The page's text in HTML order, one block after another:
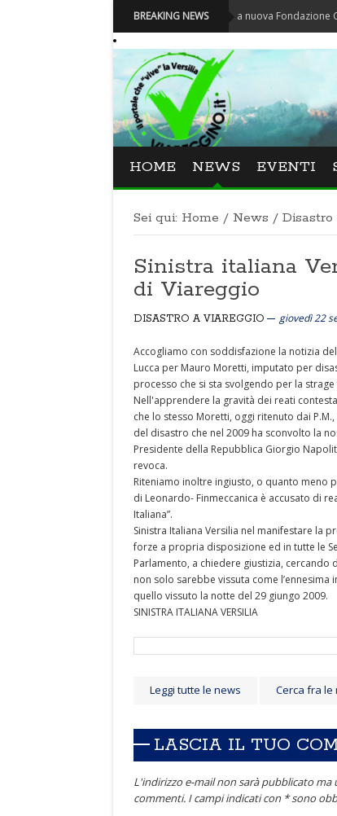
BREAKING NEWS
Carnevale - Nominata la nuova Fondazione
HOME NEWS EVENTI
Sei qui: Home / News /
Sinistra italiana
di Viareggio
DISASTRO A VIAREGGIO giovedì 22
Accogliamo con soddisfazione la notizia
Lucca per Mauro Moretti, imputato per
processo che si sta svolgendo per la
Nell'apprendere la gravità dei reati
che lo stesso Moretti, oggi ritenuto dai
del disastro che nel 2009 ha sconvolto la
Presidente della Repubblica Giorgio
revoca.
Riteniamo inoltre ingiusto, o quanto meno
di Leonardo- Finmeccanica è accusato di
Italiana”.
Sinistra Italiana Versilia nel manifestare la
forze a propria disposizione ed in tutte le
Parlamento, a chiedere giustizia,
non solo sarebbe vissuta come
quello vissuto la notte del 29 giungo 2009.
SINISTRA ITALIANA VERSILIA
Leggi tutte le news Cerca fra le
LASCIA IL TUO
L'indirizzo e-mail non sarà pubblicato ma
commenti. I campi indicati con * sono